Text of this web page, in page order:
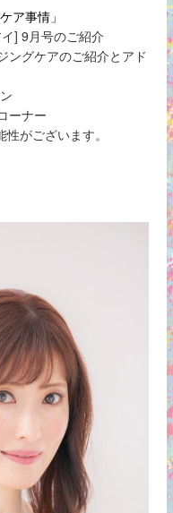
ア事情」
] 9 月号のご紹介
ングケアのご紹介とアド
ーナー
がございます。